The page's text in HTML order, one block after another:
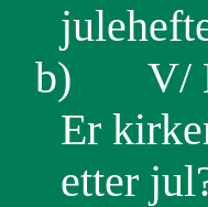
b)
V/
Er
etter